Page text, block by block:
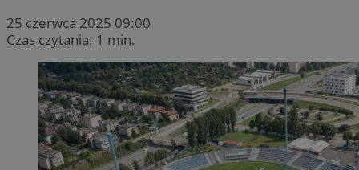
25 czerwca 2025 09:00
Czas czytania: 1 min.